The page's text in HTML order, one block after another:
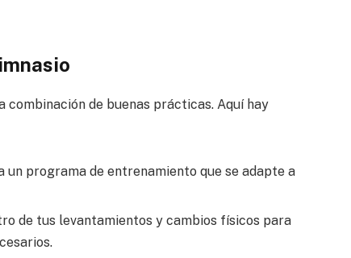
de buenas prácticas. Aquí hay
un programa de entrenamiento que se adapte a
de tus levantamientos y cambios físicos para